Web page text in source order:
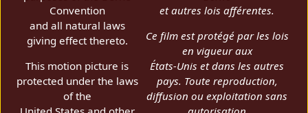
Convention
and all natural laws
giving effect thereto.
This motion picture is
protected under the laws
of the
et autres lois afférentes.
Ce film est protégé par les lois
en vigueur aux
États-Unis et dans les autres
pays. Toute reproduction,
diffusion ou exploitation sans